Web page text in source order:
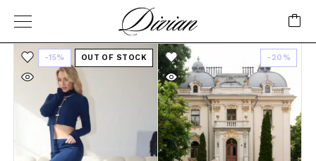
-15% OUT OF STOCK -20%